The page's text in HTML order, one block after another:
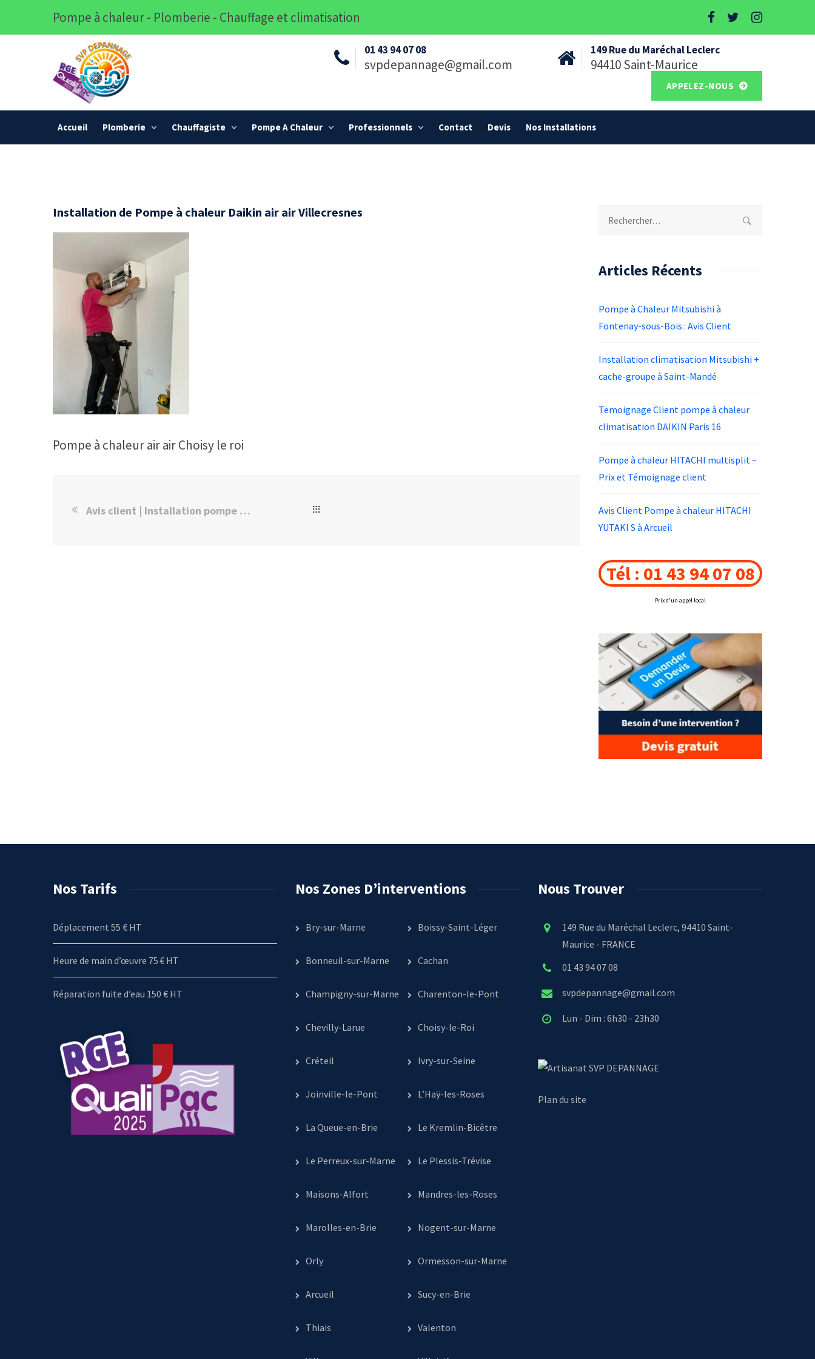
Pompe à chaleur - Plomberie - Chauffage et climatisation
01 43 94 07 08
svpdepannage@gmail.com
149 Rue du Maréchal Leclerc
94410 Saint-Maurice
APPELEZ-NOUS
Accueil Plomberie Chauffagiste Pompe A Chaleur Professionnels Contact Devis Nos Installations
Installation de Pompe à chaleur Daikin air air Villecresnes
Pompe à chaleur air air Choisy le roi
Avis client | Installation pompe à chaleur Daikin air/air Villecresnes
Rechercher :
Articles Récents
Pompe à Chaleur Mitsubishi à
Fontenay-sous-Bois : Avis Client
Installation climatisation Mitsubishi +
cache-groupe à Saint-Mandé
Temoignage Client pompe à chaleur
climatisation DAIKIN Paris 16
Pompe à chaleur HITACHI multisplit –
Prix et Témoignage client
Avis Client Pompe à chaleur HITACHI
YUTAKI S à Arcueil
Tél : 01 43 94 07 08
Prix d'un appel local
Nos Tarifs
Déplacement 55 € HT
Heure de main d’œuvre 75 € HT
Réparation fuite d’eau 150 € HT
Nos Zones D’interventions
Bry-sur-Marne Boissy-Saint-Léger
Bonneuil-sur-Marne Cachan
Champigny-sur-Marne Charenton-le-Pont
Chevilly-Larue Choisy-le-Roi
Créteil Ivry-sur-Seine
Joinville-le-Pont L’Haÿ-les-Roses
La Queue-en-Brie Le Kremlin-Bicêtre
Le Perreux-sur-Marne Le Plessis-Trévise
Maisons-Alfort Mandres-les-Roses
Marolles-en-Brie Nogent-sur-Marne
Orly Ormesson-sur-Marne
Arcueil Sucy-en-Brie
Thiais Valenton
Nous Trouver
149 Rue du Maréchal Leclerc, 94410 Saint-
Maurice - FRANCE
01 43 94 07 08
svpdepannage@gmail.com
Lun - Dim : 6h30 - 23h30
SVP DEPANNAGE
Plan du site